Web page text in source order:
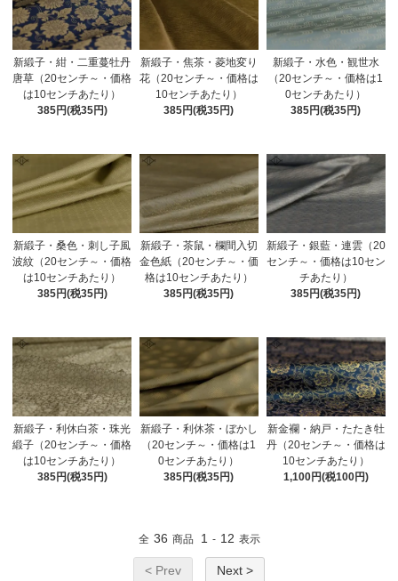
新緞子・紺・二重蔓牡丹
唐草（20センチ～・価格
は10センチあたり）
385円(税35円)
新緞子・焦茶・菱地変り
花（20センチ～・価格は
10センチあたり）
385円(税35円)
新緞子・水色・観世水
（20センチ～・価格は1
0センチあたり）
385円(税35円)
新緞子・桑色・刺し子風
波紋（20センチ～・価格
は10センチあたり）
385円(税35円)
新緞子・茶鼠・欄間入切
金色紙（20センチ～・価
格は10センチあたり）
385円(税35円)
新緞子・銀藍・連雲（20
センチ～・価格は10セン
チあたり）
385円(税35円)
新緞子・利休白茶・珠光
緞子（20センチ～・価格
は10センチあたり）
385円(税35円)
新緞子・利休茶・ぼかし
（20センチ～・価格は1
0センチあたり）
385円(税35円)
新金襴・納戸・たたき牡
丹（20センチ～・価格は
10センチあたり）
1,100円(税100円)
全 36 商品 1 - 12 表示
< Prev Next >